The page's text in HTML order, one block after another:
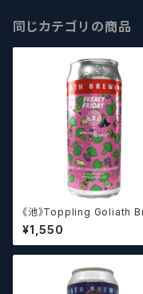
同じカテゴリの商品
《池》Toppling Goliath
oli Special Reserve
Halfコラボ) (473ml) / ブ
コリースペシャルリザーブ
¥1,550